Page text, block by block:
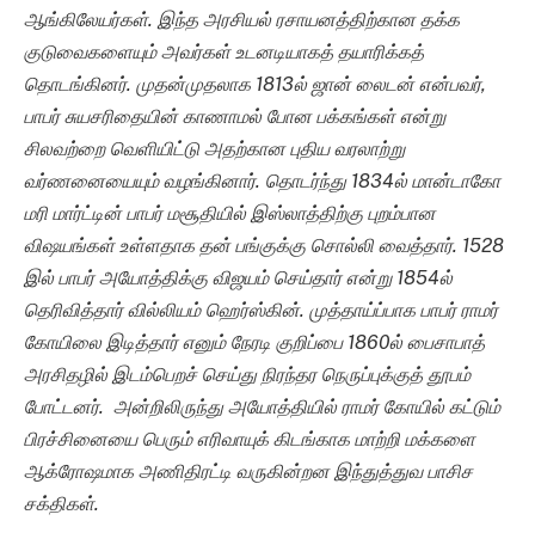
ஆங்கிலேயர்கள். இந்த அரசியல் ரசாயனத்திற்கான தக்க
குடுவைகளையும் அவர்கள் உடனடியாகத் தயாரிக்கத்
தொடங்கினர். முதன்முதலாக 1813ல் ஜான் லைடன் என்பவர்,
பாபர் சுயசரிதையின் காணாமல் போன பக்கங்கள் என்று
சிலவற்றை வெளியிட்டு அதற்கான புதிய வரலாற்று
வர்ணனையையும் வழங்கினார். தொடர்ந்து 1834ல் மான்டாகோ
மரி மார்ட்டின் பாபர் மசூதியில் இஸ்லாத்திற்கு புறம்பான
விஷயங்கள் உள்ளதாக தன் பங்குக்கு சொல்லி வைத்தார். 1528
இல் பாபர் அயோத்திக்கு விஜயம் செய்தார் என்று 1854ல்
தெரிவித்தார் வில்லியம் ஹெர்ஸ்கின். முத்தாய்ப்பாக பாபர் ராமர்
கோயிலை இடித்தார் எனும் நேரடி குறிப்பை 1860ல் பைசாபாத்
அரசிதழில் இடம்பெறச் செய்து நிரந்தர நெருப்புக்குத் தூபம்
போட்டனர். அன்றிலிருந்து அயோத்தியில் ராமர் கோயில் கட்டும்
பிரச்சினையை பெரும் எரிவாயுக் கிடங்காக மாற்றி மக்களை
ஆக்ரோஷமாக அணிதிரட்டி வருகின்றன இந்துத்துவ பாசிச
சக்திகள்.